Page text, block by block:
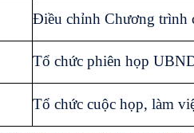
Điều chỉnh Chương trình
Tổ chức phiên họp
Tổ chức cuộc họp, làm